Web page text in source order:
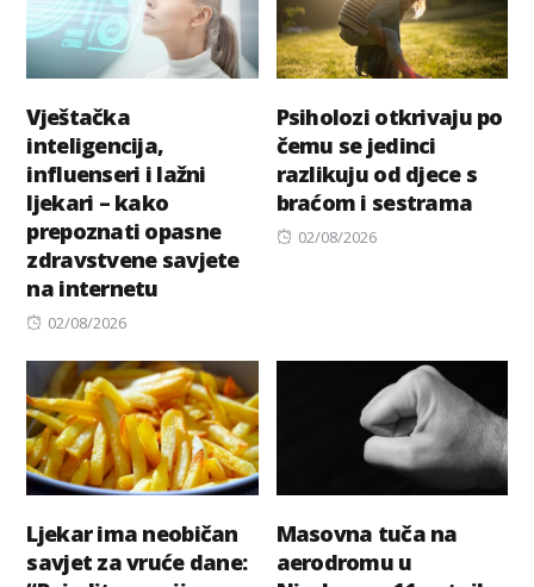
Vještačka
inteligencija,
influenseri i lažni
ljekari – kako
prepoznati opasne
zdravstvene savjete
na internetu
Posted
02/08/2026
Psiholozi otkrivaju po
čemu se jedinci
razlikuju od djece s
braćom i sestrama
Posted
02/08/2026
Ljekar ima neobičan
savjet za vruće dane:
Masovna tuča na
aerodromu u